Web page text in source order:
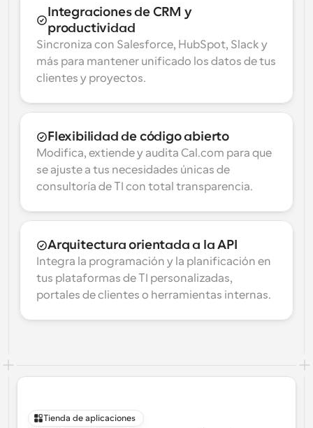
Integraciones de CRM y
productividad
Sincroniza con Salesforce, HubSpot, Slack y
más para mantener unificado los datos de tus
clientes y proyectos.
Flexibilidad de código abierto
Modifica, extiende y audita Cal.com para que
se ajuste a tus necesidades únicas de
consultoría de TI con total transparencia.
Arquitectura orientada a la API
Integra la programación y la planificación en
tus plataformas de TI personalizadas,
portales de clientes o herramientas internas.
Tienda de aplicaciones